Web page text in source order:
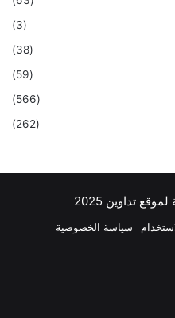
(3)
(38)
(59)
(566)
(262)
تداوين 2025
سياسة الخصوصية